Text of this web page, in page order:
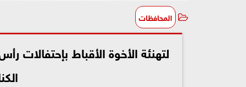
المحافظات
لتهنئة الأخوة الأقباط بإحتفالات